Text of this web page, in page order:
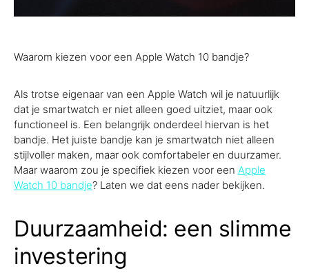
Waarom kiezen voor een Apple Watch 10 bandje?
Als trotse eigenaar van een Apple Watch wil je natuurlijk
dat je smartwatch er niet alleen goed uitziet, maar ook
functioneel is. Een belangrijk onderdeel hiervan is het
bandje. Het juiste bandje kan je smartwatch niet alleen
stijlvoller maken, maar ook comfortabeler en duurzamer.
Maar waarom zou je specifiek kiezen voor een Apple
Watch 10 bandje? Laten we dat eens nader bekijken.
Duurzaamheid: een slimme
investering